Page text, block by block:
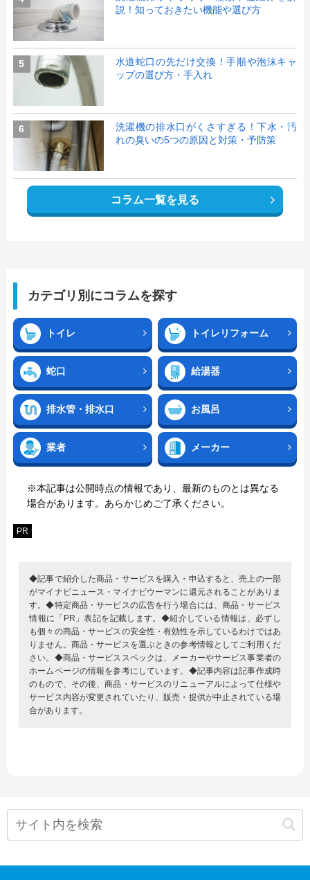
説！知っておきたい機能や選び方
5
水道蛇口の先だけ交換！手順や泡沫キャ
ップの選び方・手入れ
6
洗濯機の排水口がくさすぎる！下水・汚
れの臭いの5つの原因と対策・予防策
コラム一覧を見る
カテゴリ別にコラムを探す
トイレ トイレリフォーム
蛇口 給湯器
排水管・排水口 お風呂
業者 メーカー
※本記事は公開時点の情報であり、最新のものとは異なる
場合があります。あらかじめご了承ください。
PR
◆記事で紹介した商品・サービスを購入・申込すると、売上の一部
がマイナビニュース・マイナビウーマンに還元されることがありま
す。◆特定商品・サービスの広告を行う場合には、商品・サービス
情報に「PR」表記を記載します。◆紹介している情報は、必ずし
も個々の商品・サービスの安全性・有効性を示しているわけではあ
りません。商品・サービスを選ぶときの参考情報としてご利用くだ
さい。◆商品・サービススペックは、メーカーやサービス事業者の
ホームページの情報を参考にしています。◆記事内容は記事作成時
のもので、その後、商品・サービスのリニューアルによって仕様や
サービス内容が変更されていたり、販売・提供が中止されている場
合があります。